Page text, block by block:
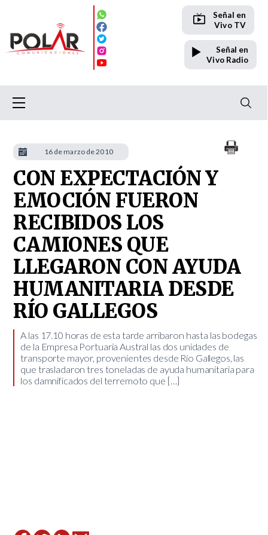
Señal en
Vivo TV
Señal en
Vivo Radio
CON EXPECTACIÓN Y
EMOCIÓN FUERON
RECIBIDOS LOS
CAMIONES QUE
LLEGARON CON AYUDA
HUMANITARIA DESDE
RÍO GALLEGOS
A las 17.10 horas de esta tarde arribaron hasta las bodegas
de la Empresa Portuaria Austral las dos unidades de
transporte mayor, provenientes desde Río Gallegos, las
que trasladaron tres toneladas de ayuda humanitaria para
los damnificados del terremoto que […]
16 de marzo de 2010